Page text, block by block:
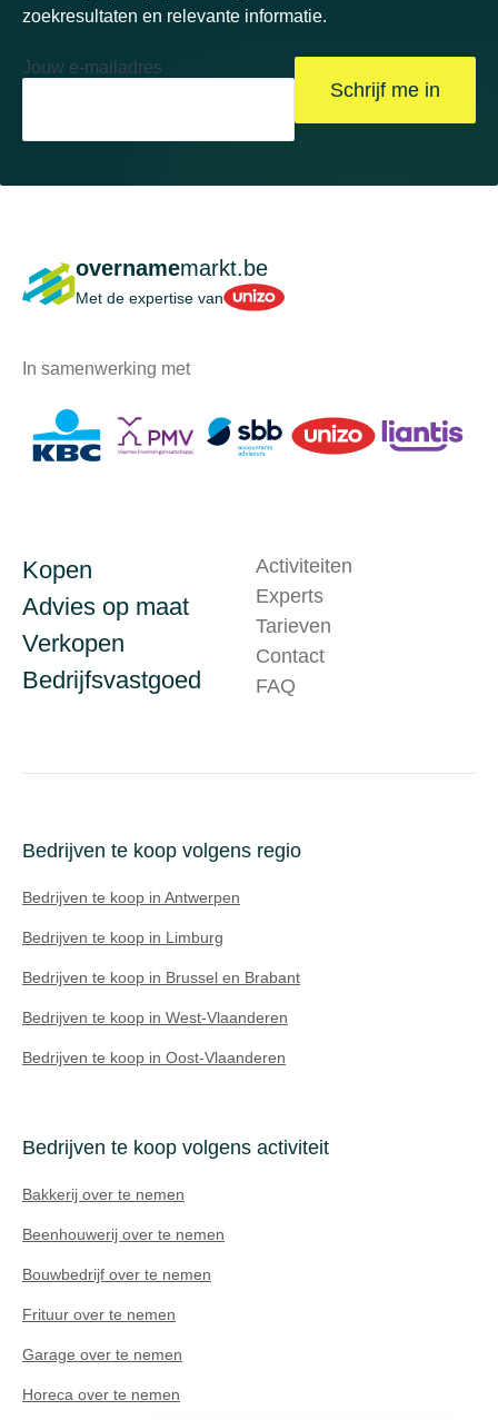
zoekresultaten en relevante informatie.
Jouw e-mailadres
Schrijf me in
overnamemarkt.be
Met de expertise vanUnizo
In samenwerking met
Kopen
Advies op maat
Verkopen
Bedrijfsvastgoed
Activiteiten
Experts
Tarieven
Contact
FAQ
Bedrijven te koop volgens regio
Bedrijven te koop in Antwerpen
Bedrijven te koop in Limburg
Bedrijven te koop in Brussel en Brabant
Bedrijven te koop in West-Vlaanderen
Bedrijven te koop in Oost-Vlaanderen
Bedrijven te koop volgens activiteit
Bakkerij over te nemen
Beenhouwerij over te nemen
Bouwbedrijf over te nemen
Frituur over te nemen
Garage over te nemen
Horeca over te nemen